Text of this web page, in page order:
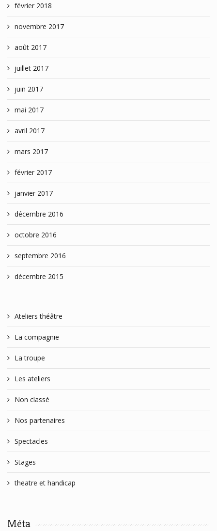
février 2018
novembre 2017
août 2017
juillet 2017
juin 2017
mai 2017
avril 2017
mars 2017
février 2017
janvier 2017
décembre 2016
octobre 2016
septembre 2016
décembre 2015
Ateliers théâtre
La compagnie
La troupe
Les ateliers
Non classé
Nos partenaires
Spectacles
Stages
theatre et handicap
Méta